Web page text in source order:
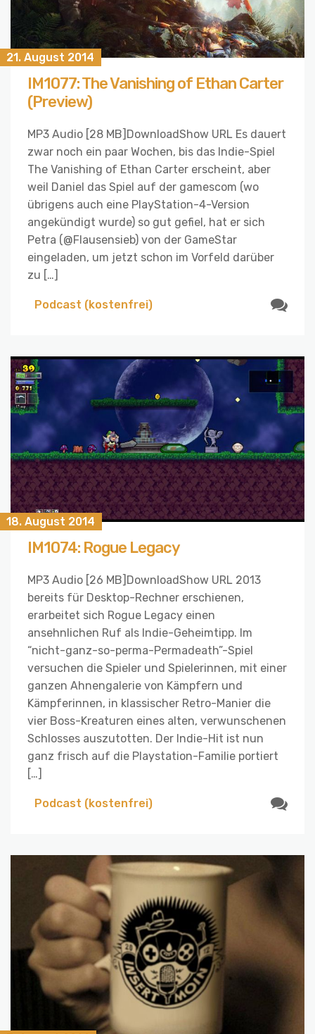
21. August 2014
IM1077: The Vanishing of Ethan Carter
(Preview)
MP3 Audio [28 MB]DownloadShow URL Es dauert
zwar noch ein paar Wochen, bis das Indie-Spiel
The Vanishing of Ethan Carter erscheint, aber
weil Daniel das Spiel auf der gamescom (wo
übrigens auch eine PlayStation-4-Version
angekündigt wurde) so gut gefiel, hat er sich
Petra (@Flausensieb) von der GameStar
eingeladen, um jetzt schon im Vorfeld darüber
zu […]
Podcast (kostenfrei)
18. August 2014
IM1074: Rogue Legacy
MP3 Audio [26 MB]DownloadShow URL 2013
bereits für Desktop-Rechner erschienen,
erarbeitet sich Rogue Legacy einen
ansehnlichen Ruf als Indie-Geheimtipp. Im
“nicht-ganz-so-perma-Permadeath”-Spiel
versuchen die Spieler und Spielerinnen, mit einer
ganzen Ahnengalerie von Kämpfern und
Kämpferinnen, in klassischer Retro-Manier die
vier Boss-Kreaturen eines alten, verwunschenen
Schlosses auszutotten. Der Indie-Hit ist nun
ganz frisch auf die Playstation-Familie portiert
[…]
Podcast (kostenfrei)